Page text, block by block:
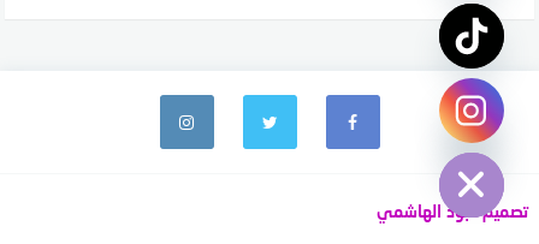
تصميم عبود الهاشمي
Hide
chaty